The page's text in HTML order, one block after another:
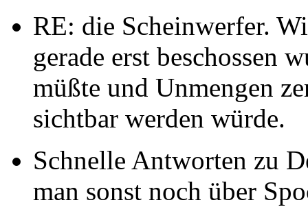
RE: die Scheinwerfer.
gerade erst beschossen
müßte und Unmengen
sichtbar werden würde.
Schnelle Antworten zu
man sonst noch über